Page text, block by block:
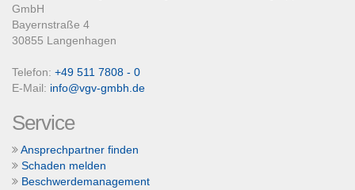
GmbH
Bayernstraße 4
30855 Langenhagen
Telefon: +49 511 7808 - 0
E-Mail: info@vgv-gmbh.de
Service
Ansprechpartner finden
Schaden melden
Beschwerdemanagement